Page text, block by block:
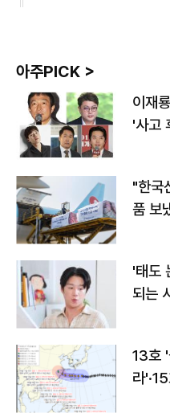
아주PICK >
이재
'사고
"한국
품 보
'태도
되는
13호 '
라